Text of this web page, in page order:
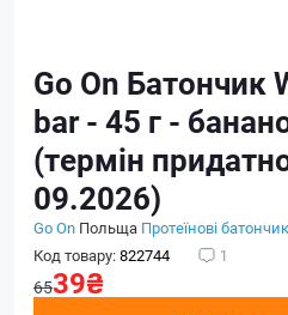
Go On Батончик
bar - 45 г -
(термін
09.2026)
Go On Польща Протеїнові
Код товару:822744 1
6539₴